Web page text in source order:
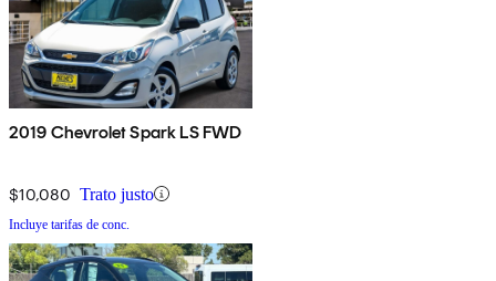
2019 Chevrolet Spark LS FWD
$10,080 Trato justo
Incluye tarifas de conc.